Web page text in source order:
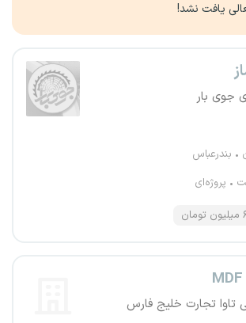
یافت نشد!
جوی بار
بندرعباس
پروژه‌ای
تاوا تجارت خلیج فارس